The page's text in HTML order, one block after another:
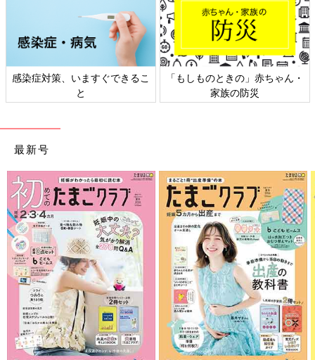
感染症対策、いますぐできるこ
と
「もしものときの」赤ちゃん・
家族の防災
最新号